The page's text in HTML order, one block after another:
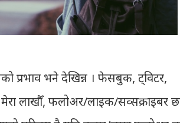
प्रभाव भने देखिन्न । फेसबुक, ट्विटर,
मेरा लाखौँ, फलोअर/लाइक/सव्सक्राइबर